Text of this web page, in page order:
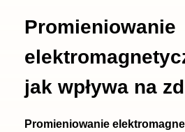
Promieniowanie
jak wpływa na
Promieniowanie